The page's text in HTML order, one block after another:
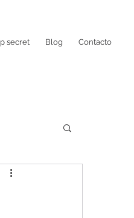
secret Blog Contacto